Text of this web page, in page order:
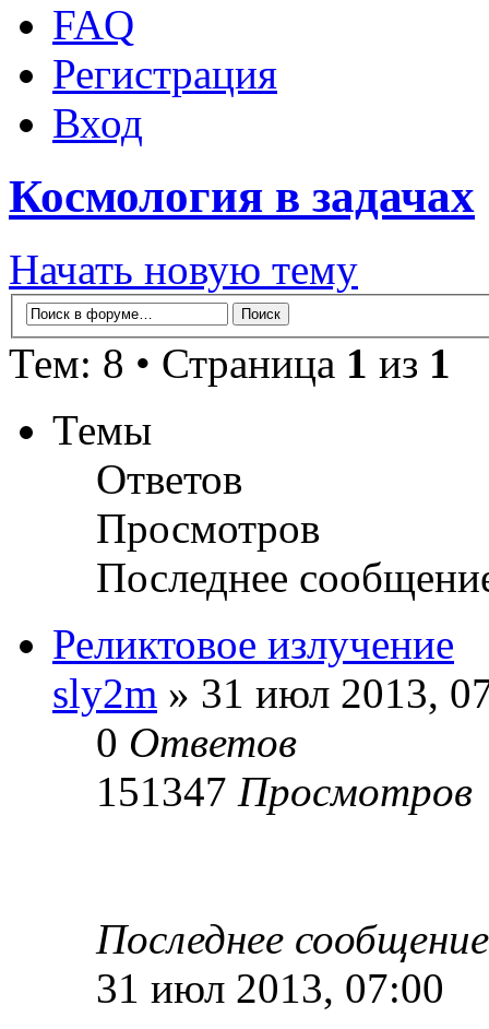
FAQ
Регистрация
Вход
Космология в задачах
Начать новую тему
Тем: 8 • Страница 1 из 1
Темы
Ответов
Просмотров
Последнее
Реликтовое излучение
sly2m » 31 июл 2013,
0 Ответов
151347 Просмотров
Последнее
31 июл 2013, 07:00